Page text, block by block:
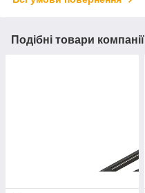
Подібні товари компанії